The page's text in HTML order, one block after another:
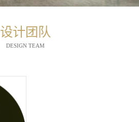
设计团队
DESIGN TEAM